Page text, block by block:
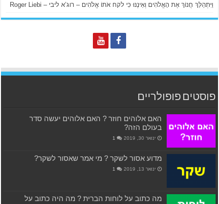
וַיִּתְהַלֵּךְ חֲנוֹךְ אֶת הָאֱלֹהִים וְאֵינֶנּוּ כִּי לקח אֹתוֹ אֱלֹהִים – רוג’א ליבי – Roger Liebi
פוסטים פופולריים
האם אלוהים חוזר ? האם אלוהים יעשה סדר
בעולם הזה?
ינואר 30, 2019 1
מדוע אסור לשקר ? מי אמר שאסור לשקר?
ינואר 13, 2019 1
מה כתוב על לוחות הברית ? מה היה כתוב על